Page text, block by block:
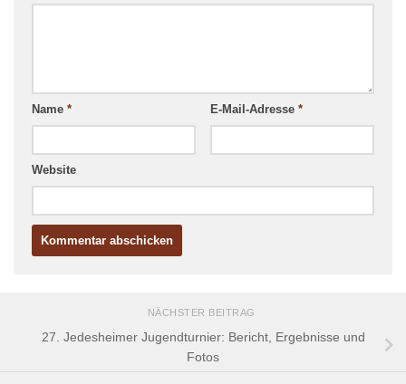
Name * E-Mail-Adresse *
Website
NÄCHSTER BEITRAG
27. Jedesheimer Jugendturnier: Bericht, Ergebnisse und
Fotos